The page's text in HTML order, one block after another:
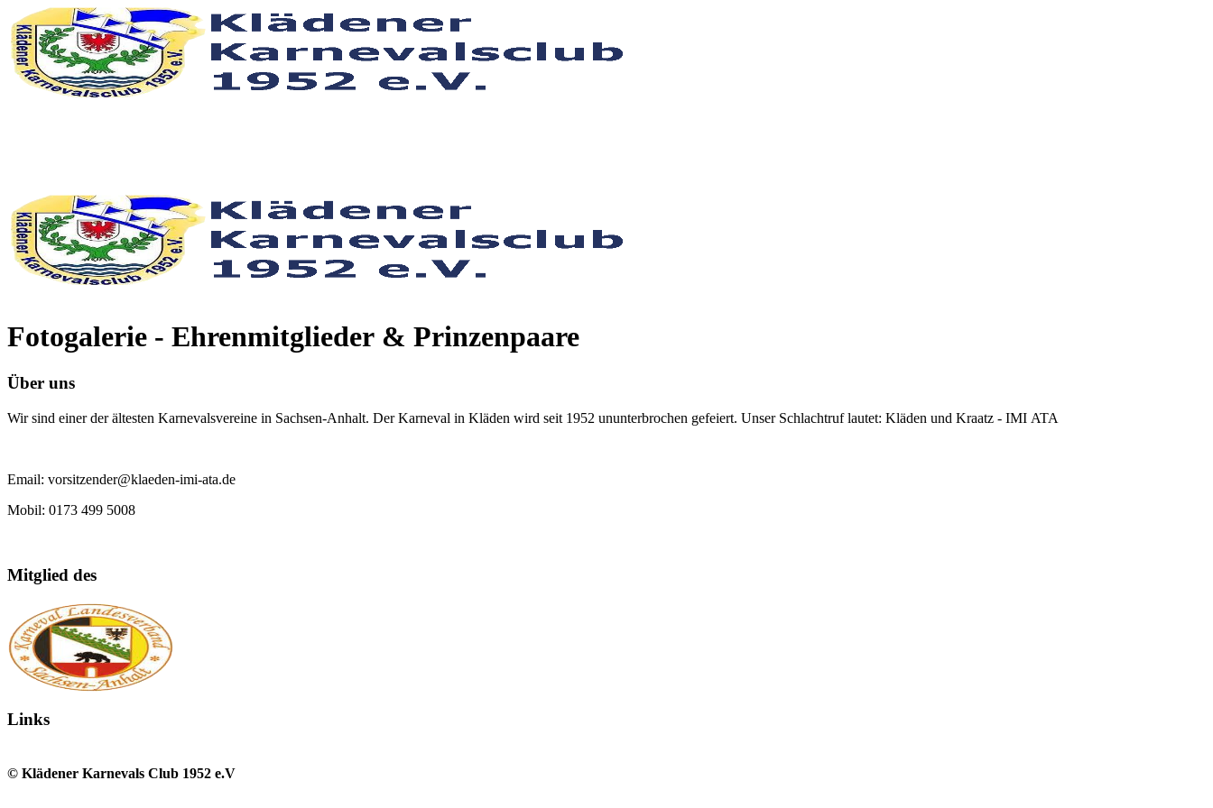
Fotogalerie - Ehrenmitglieder & Prinzenpaare
Über uns
Wir sind einer der ältesten Karnevalsvereine in Sachsen-Anhalt. Der Karneval in Kläden wird seit 1952 ununterbrochen gefeiert. Unser Schlachtruf lautet: Kläden und Kraatz - IMI ATA
Email: vorsitzender@klaeden-imi-ata.de
Mobil: 0173 499 5008
Mitglied des
Links
© Klädener Karnevals Club 1952 e.V